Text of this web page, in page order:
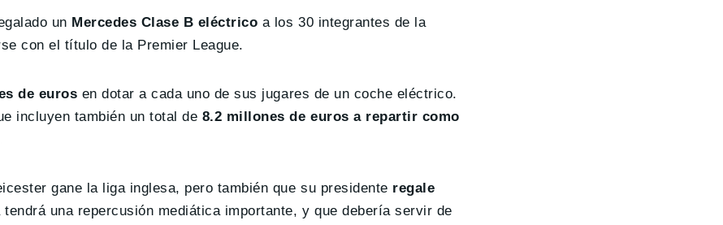
un Mercedes Clase B eléctrico a los 30 integrantes de la
con el título de la Premier League.
de euros en dotar a cada uno de sus jugares de un coche eléctrico.
incluyen también un total de 8.2 millones de euros a repartir como
gane la liga inglesa, pero también que su presidente regale
tendrá una repercusión mediática importante, y que debería servir de